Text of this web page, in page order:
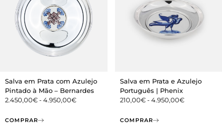
Salva em Prata com Azulejo
Pintado à Mão – Bernardes
2.450,00€-4.950,00€
COMPRAR
Salva em Prata e Azulejo
Português | Phenix
210,00€-4.950,00€
COMPRAR